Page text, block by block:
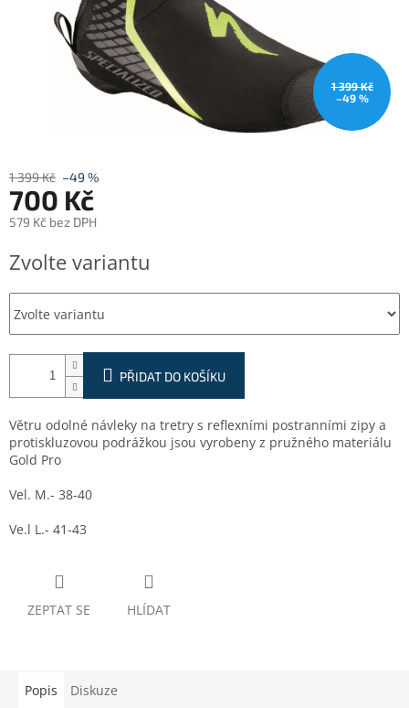
1 399 Kč
–49 %
1 399 Kč –49 %
700 Kč
579 Kč bez DPH
cena:
Zvolte variantu
PŘIDAT DO KOŠÍKU
Větru odolné návleky na tretry s reflexními postranními zipy a
protiskluzovou podrážkou jsou vyrobeny z pružného materiálu
Gold Pro
Vel. M.- 38-40
Ve.l L.- 41-43
ZEPTAT SE HLÍDAT
Popis Diskuze